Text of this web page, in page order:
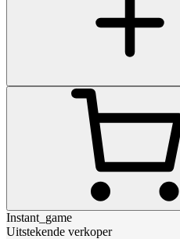
Instant_game
Uitstekende verkoper